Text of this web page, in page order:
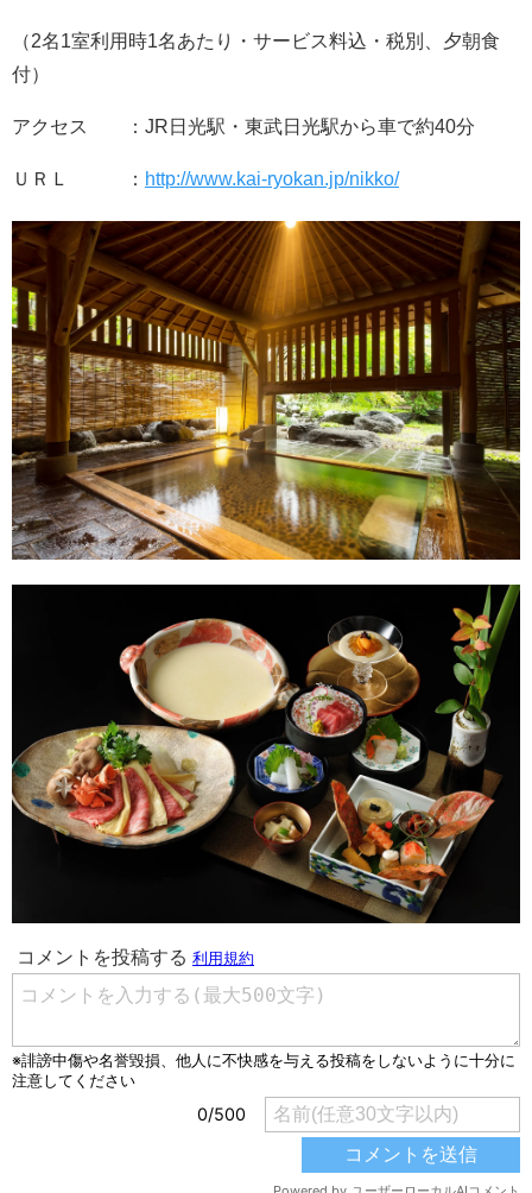
（2名1室利用時1名あたり・サービス料込・税別、夕朝食
付）
アクセス ：JR日光駅・東武日光駅から車で約40分
ＵＲＬ ： http://www.kai-ryokan.jp/nikko/